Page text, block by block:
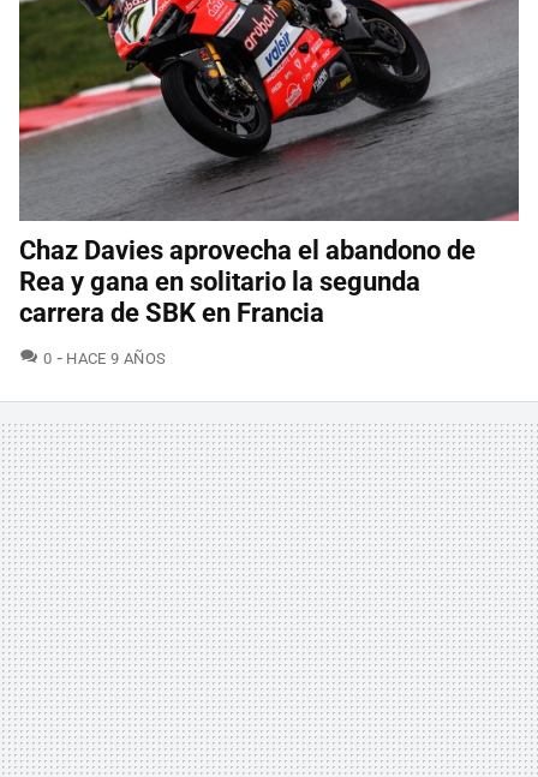
Chaz Davies aprovecha el abandono de
Rea y gana en solitario la segunda
carrera de SBK en Francia
0 COMENTARIOS
HACE 9 AÑOS